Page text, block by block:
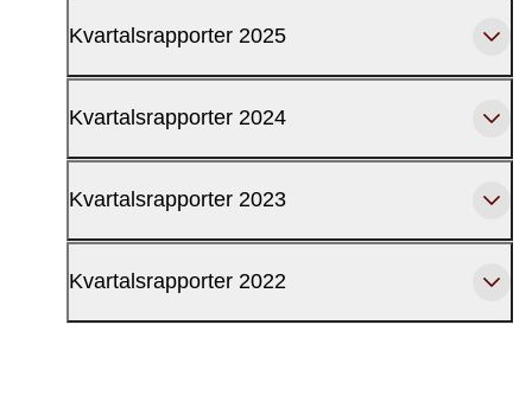
Kvartalsrapporter 2025
Kvartalsrapporter 2024
Kvartalsrapporter 2023
Kvartalsrapporter 2022